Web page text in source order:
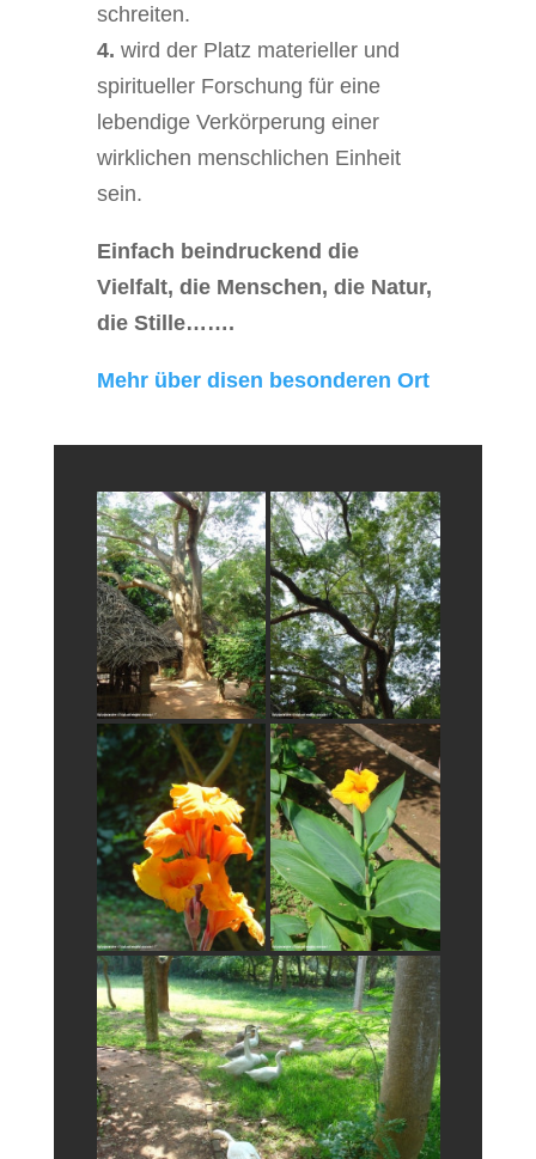
schreiten.
4. wird der Platz materieller und
spiritueller Forschung für eine
lebendige Verkörperung einer
wirklichen menschlichen Einheit
sein.
Einfach beindruckend die
Vielfalt, die Menschen, die Natur,
die Stille…….
Mehr über disen besonderen Ort